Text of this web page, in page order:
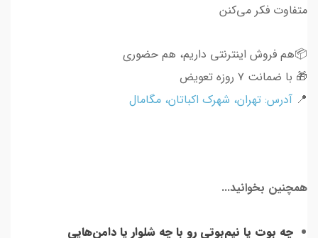
متفاوت فکر می‌کنن
📦هم فروش اینترنتی داریم، هم حضوری
🎁 با ضمانت ۷ روزه تعویض
📍 آدرس: تهران، شهرک اکباتان، مگامال
همچنین بخوانید...
چه بوت یا نیم‌بوتی رو با چه شلوار یا دامن‌هایی